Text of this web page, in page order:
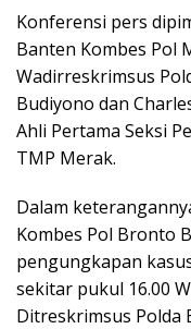
Konferensi pers
Banten Kombes Pol
Wadirreskrimsus
Budiyono dan
Ahli Pertama Seksi
TMP Merak.
Dalam
Kombes Pol Bronto
pengungkapan
sekitar pukul 16.00
Ditreskrimsus Polda